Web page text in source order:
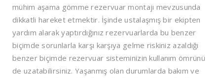
mühim aşama gömme rezervuar montajı mevzusunda
dikkatli hareket etmektir. İşinde ustalaşmış bir ekipten
yardım alarak yaptırdığınız rezervuarlarda bu benzer
biçimde sorunlarla karşı karşıya gelme riskiniz azaldığı
benzer biçimde rezervuar sisteminizin kullanım ömrünü
de uzatabilirsiniz. Yaşanmış olan durumlarda bakım ve